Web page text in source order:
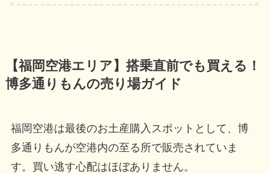
【福岡空港エリア】搭乗直前でも買える！
博多通りもんの売り場ガイド
福岡空港は最後のお土産購入スポットとして、博
多通りもんが空港内の至る所で販売されていま
す。買い逃す心配はほぼありません。